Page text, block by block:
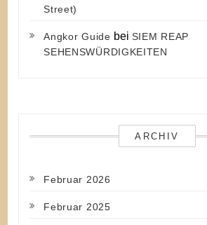
Street)
Angkor Guide bei SIEM REAP
SEHENSWÜRDIGKEITEN
ARCHIV
Februar 2026
Februar 2025